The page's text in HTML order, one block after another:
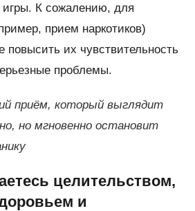
игры. К сожалению, для
прием наркотиков)
их чувствительность
проблемы.
приём, который выглядит
но мгновенно остановит
целительством,
и